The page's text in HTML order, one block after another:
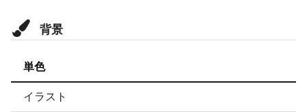
背景
単色
イラスト